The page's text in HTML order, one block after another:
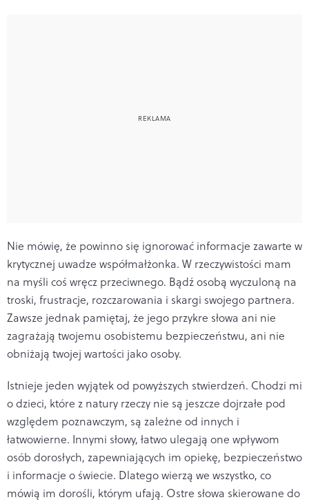
Nie mówię, że powinno się ignorować informacje za­warte w
krytycznej uwadze współmałżonka. W rzeczy­wistości mam
na myśli coś wręcz przeciwnego. Bądź osobą wyczuloną na
troski, frustracje, rozczarowania i skargi swojego partnera.
Zawsze jednak pamiętaj, że jego przy­kre słowa ani nie
zagrażają twojemu osobistemu bezpie­czeństwu, ani nie
obniżają twojej wartości jako osoby.
Istnieje jeden wyjątek od powyższych stwierdzeń. Chodzi mi
o dzieci, które z natury rzeczy nie są jeszcze dojrzałe pod
względem poznawczym, są zależne od in­nych i
łatwowierne. Innymi słowy, łatwo ulegają one wpływom
osób dorosłych, zapewniających im opiekę, bez­pieczeństwo
i informacje o świecie. Dlatego wierzą we wszystko, co
mówią im dorośli, którym ufają. Ostre słowa skierowane do